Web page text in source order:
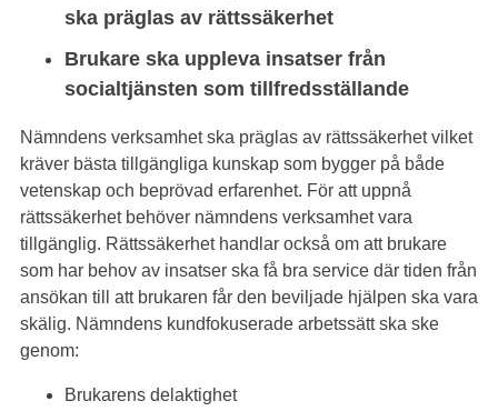
ska präglas av rättssäkerhet
Brukare ska uppleva insatser från
socialtjänsten som tillfredsställande
Nämndens verksamhet ska präglas av rättssäkerhet vilket
kräver bästa tillgängliga kunskap som bygger på både
vetenskap och beprövad erfarenhet. För att uppnå
rättssäkerhet behöver nämndens verksamhet vara
tillgänglig. Rättssäkerhet handlar också om att brukare
som har behov av insatser ska få bra service där tiden från
ansökan till att brukaren får den beviljade hjälpen ska vara
skälig. Nämndens kundfokuserade arbetssätt ska ske
genom:
Brukarens delaktighet